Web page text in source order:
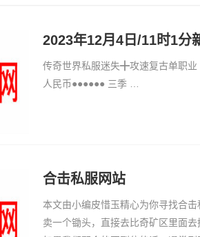
2023年12月4日/11时1分
传奇世界私服迷失╋攻速复古单职
人民币●●●●●● 三季 …
合击私服网站
本文由小编皮惜玉精心为你寻找合
卖一个锄头，直接去比奇矿区里面